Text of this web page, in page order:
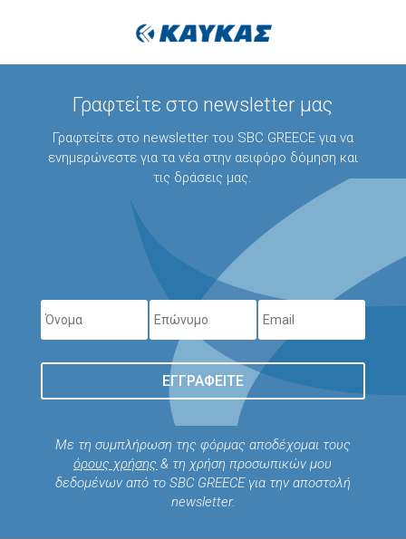
Γραφτείτε στο newsletter μας
Γραφτείτε στο newsletter του SBC GREECE για να
ενημερώνεστε για τα νέα στην αειφόρο δόμηση και
τις δράσεις μας.
ΕΓΓΡΑΦΕΊΤΕ
Με τη συμπλήρωση της φόρμας αποδέχομαι τους
όρους χρήσης & τη χρήση προσωπικών μου
δεδομένων από το SBC GREECE για την αποστολή
newsletter.